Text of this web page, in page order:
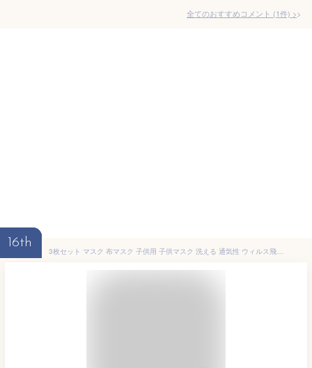
全てのおすすめコメント (1件) >
16th
3枚セット マスク 布マスク 子供用 子供マスク 洗える 通気性 ウィルス飛沫 花粉 予防対策 花粉対策 ウイルス対策 風邪 送料無料